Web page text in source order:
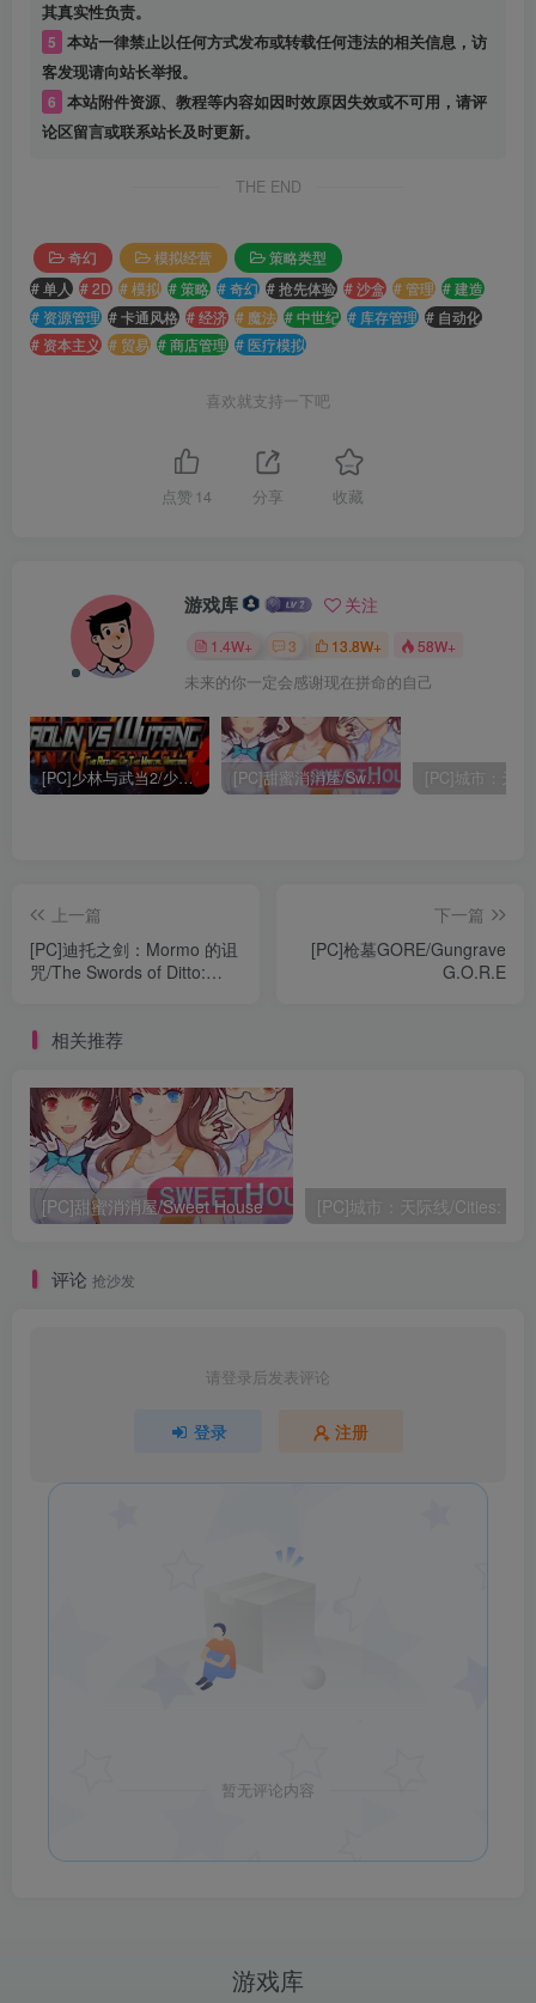
其真实性负责。
5 本站一律禁止以任何方式发布或转载任何违法的相关信息，访
客发现请向站长举报。
6 本站附件资源、教程等内容如因时效原因失效或不可用，请评
论区留言或联系站长及时更新。
THE END
奇幻 模拟经营
策略类型
# 单人 # 2D # 模拟 # 策略 # 奇幻 # 抢先体验 # 沙盒 # 管理 # 建造
# 资源管理 # 卡通风格 # 经济 # 魔法 # 中世纪 # 库存管理 # 自动化
# 资本主义 # 贸易 # 商店管理 # 医疗模拟
喜欢就支持一下吧
点赞 14 分享 收藏
游戏库 关注
1.4W+ 3 13.8W+ 58W+
未来的你一定会感谢现在拼命的自己
[PC]少林与武当2/少林vs武当2/Shaolin vs Wutang 2 [PC]甜蜜消消屋/Sweet House
上一篇
[PC]迪托之剑：Mormo 的诅
咒/The Swords of Ditto:
下一篇
[PC]枪墓GORE/Gungrave
G.O.R.E
相关推荐
[PC]甜蜜消消屋/Sweet House
评论 抢沙发
请登录后发表评论
登录 注册
暂无评论内容
游戏库